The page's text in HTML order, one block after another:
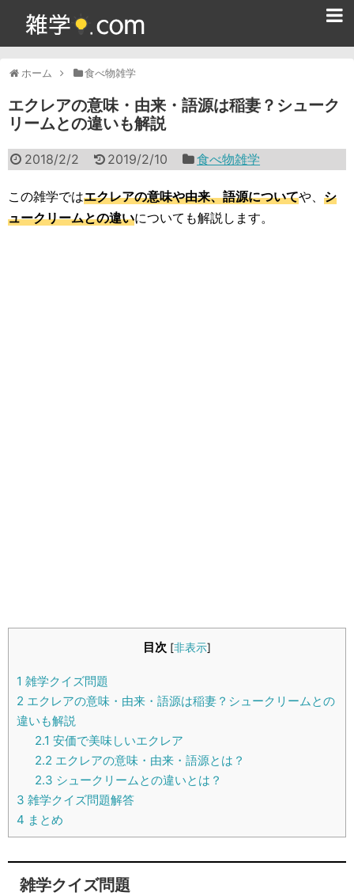
ホーム 食べ物雑学
エクレアの意味・由来・語源は稲妻？シューク
リームとの違いも解説
2018/2/2 2019/2/10 食べ物雑学
この雑学ではエクレアの意味や由来、語源についてや、 シ
ュークリームとの違いについても解説します。
目次 [非表示]
1 雑学クイズ問題
2 エクレアの意味・由来・語源は稲妻？シュークリームとの
違いも解説
2.1 安価で美味しいエクレア
2.2 エクレアの意味・由来・語源とは？
2.3 シュークリームとの違いとは？
3 雑学クイズ問題解答
4 まとめ
雑学クイズ問題
365日雑学カレンダー
面白い雑学
ためになる雑学
スポーツ雑学